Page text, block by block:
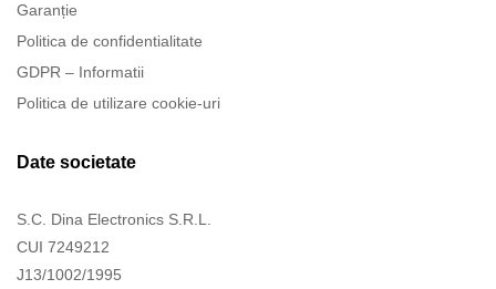
Garanție
Politica de confidentialitate
GDPR – Informatii
Politica de utilizare cookie-uri
Date societate
S.C. Dina Electronics S.R.L.
CUI 7249212
J13/1002/1995